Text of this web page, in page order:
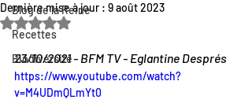
Blog de la Reine
Recettes
Biodiversité
Dernière mise à jour : 9 août 2023
Noté NaN étoiles sur 5.
23/10/2021 - BFM TV - Eglantine Després
https://www.youtube.com/watch?
v=M4UDmQLmYt0